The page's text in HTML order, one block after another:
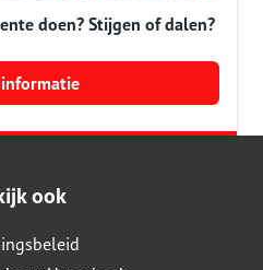
doen? Stijgen of dalen?
ook